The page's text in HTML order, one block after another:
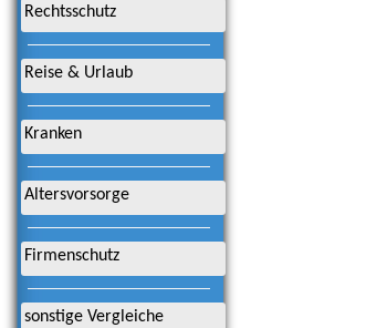
Rechtsschutz
Reise & Urlaub
Kranken
Altersvorsorge
Firmenschutz
sonstige Vergleiche